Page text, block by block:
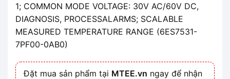
1; COMMON MODE VOLTAGE: 30V AC/60V DC,
DIAGNOSIS, PROCESSALARMS; SCALABLE
MEASURED TEMPERATURE RANGE (6ES7531-
7PF00-0AB0)
Đặt mua sản phẩm tại MTEE.vn ngay để nhận